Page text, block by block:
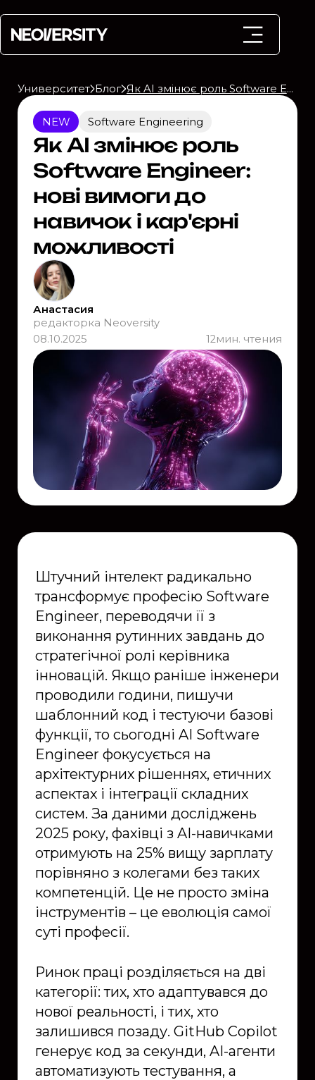
Университет Блог Як AI змінює роль Software Engineer: нові вимоги до навичок і кар'єрні можливості
NEW Software Engineering
Як AI змінює роль
Software Engineer:
нові вимоги до
навичок і кар'єрні
можливості
Анастасия
редакторка Neoversity
08.10.2025
12мин. чтения
Штучний інтелект радикально
трансформує професію Software
Engineer, переводячи її з
виконання рутинних завдань до
стратегічної ролі керівника
інновацій. Якщо раніше інженери
проводили години, пишучи
шаблонний код і тестуючи базові
функції, то сьогодні AI Software
Engineer фокусується на
архітектурних рішеннях, етичних
аспектах і інтеграції складних
систем. За даними досліджень
2025 року, фахівці з AI-навичками
отримують на 25% вищу зарплату
порівняно з колегами без таких
компетенцій. Це не просто зміна
інструментів – це еволюція самої
суті професії.
Ринок праці розділяється на дві
категорії: тих, хто адаптувався до
нової реальності, і тих, хто
залишився позаду. GitHub Copilot
генерує код за секунди, AI-агенти
автоматизують тестування, а